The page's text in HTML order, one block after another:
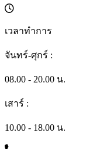
เวลาทำการ
จันทร์-ศุกร์ :
08.00 - 20.00 น.
เสาร์ :
10.00 - 18.00 น.